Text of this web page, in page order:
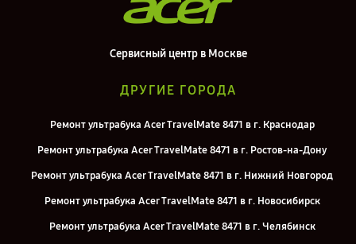
Сервисный центр в Москве
ДРУГИЕ ГОРОДА
Ремонт ультрабука Acer TravelMate 8471 в г. Краснодар
Ремонт ультрабука Acer TravelMate 8471 в г. Ростов-на-Дону
Ремонт ультрабука Acer TravelMate 8471 в г. Нижний Новгород
Ремонт ультрабука Acer TravelMate 8471 в г. Новосибирск
Ремонт ультрабука Acer TravelMate 8471 в г. Челябинск